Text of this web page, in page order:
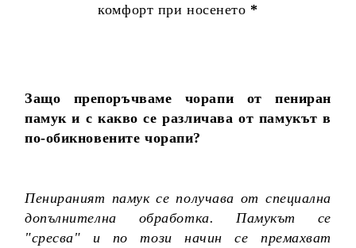
комфорт при носенето *
Защо препоръчваме чорапи от пениран
памук и с какво се различава от памукът в
по-обикновените чорапи?
Пенираният памук се получава от специална
допълнителна обработка. Памукът се
"сресва" и по този начин се премахват